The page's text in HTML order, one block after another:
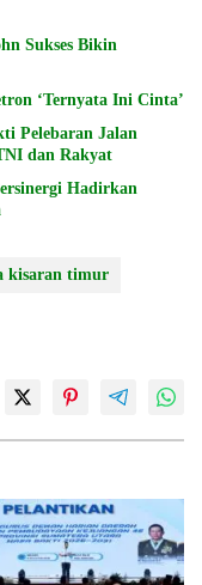
Sukses Bikin
‘Ternyata Ini Cinta’
Pelebaran Jalan
dan Rakyat
Hadirkan
kisaran timur